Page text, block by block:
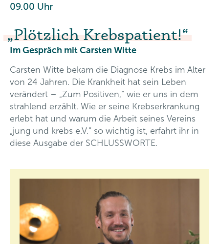
09.00 Uhr
Plötzlich Krebspatient!
Im Gespräch mit Carsten Witte
Carsten Witte bekam die Diagnose Krebs im Alter
von 24 Jahren. Die Krankheit hat sein Leben
verändert – „Zum Positiven,“ wie er uns in dem
strahlend erzählt. Wie er seine Krebserkrankung
erlebt hat und warum die Arbeit seines Vereins
„jung und krebs e.V.“ so wichtig ist, erfahrt ihr in
diese Ausgabe der SCHLUSSWORTE.